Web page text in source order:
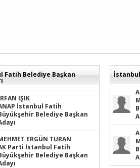
Fatih Belediye Başkan
IŞIK
İstanbul Fatih
Belediye Başkan
ERGÜN TURAN
Parti İstanbul Fatih
Belediye Başkan
İstanbul